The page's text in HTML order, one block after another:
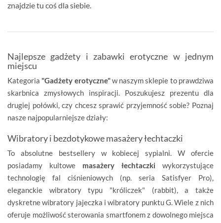
znajdzie tu coś dla siebie.
Najlepsze gadżety i zabawki erotyczne w jednym
miejscu
Kategoria "Gadżety erotyczne"w naszym sklepie to prawdziwa
skarbnica zmysłowych inspiracji. Poszukujesz prezentu dla
drugiej połówki, czy chcesz sprawić przyjemność sobie? Poznaj
nasze najpopularniejsze działy:
Wibratory i bezdotykowe masażery łechtaczki
To absolutne bestsellery w kobiecej sypialni. W ofercie
posiadamy kultowe masażery łechtaczki wykorzystujące
technologię fal ciśnieniowych (np. seria Satisfyer Pro),
eleganckie wibratory typu "króliczek" (rabbit), a także
dyskretne wibratory jajeczka i wibratory punktu G. Wiele z nich
oferuje możliwość sterowania smartfonem z dowolnego miejsca